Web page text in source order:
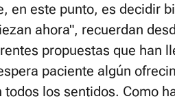
en este punto, es decidir
ahora", recuerdan
propuestas que han
paciente algún
los sentidos. Como